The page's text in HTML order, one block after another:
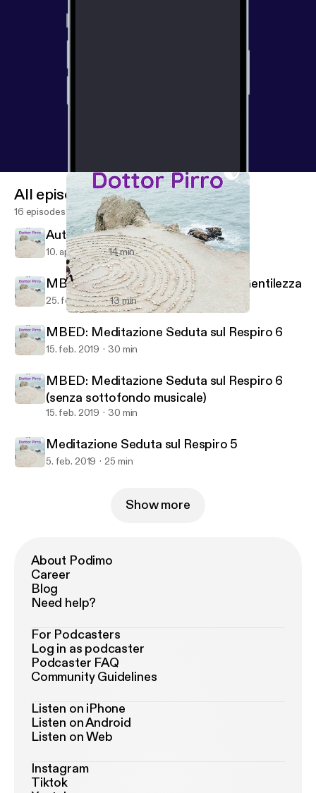
Dottor Pirro: Meditazioni guidate
All episodes
16 episodes
Autoipnosi Motivante
10. apr. 2020 14 min
MBED: Meditazione di Amorevole Gentilezza
25. feb. 2019 13 min
MBED: Meditazione Seduta sul Respiro 6
15. feb. 2019 30 min
MBED: Meditazione Seduta sul Respiro 6
(senza sottofondo musicale)
15. feb. 2019 30 min
Meditazione Seduta sul Respiro 5
5. feb. 2019 25 min
Show more
About Podimo
Career
Blog
Need help?
For Podcasters
Log in as podcaster
Podcaster FAQ
Community Guidelines
Listen on iPhone
Listen on Android
Listen on Web
Instagram
Tiktok